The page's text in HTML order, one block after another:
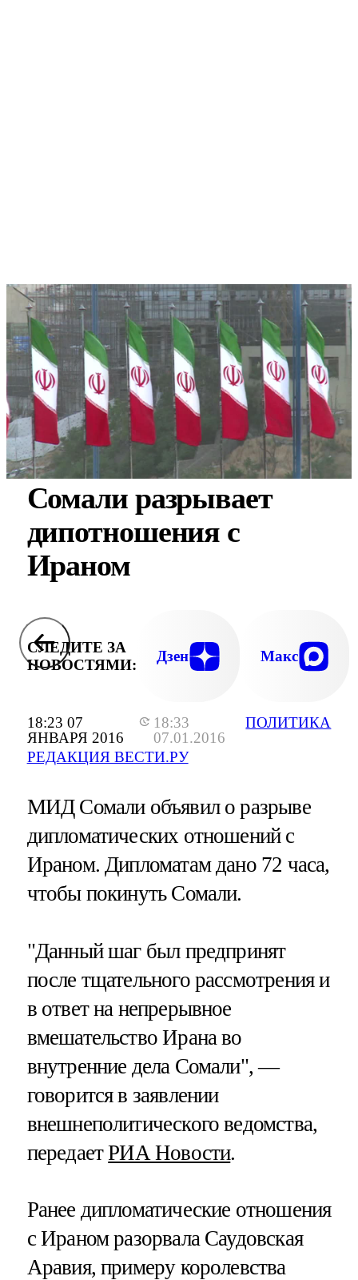
18:23 07
ЯНВАРЯ 2016
18:33
07.01.2016
РЕДАКЦИЯ ВЕСТИ.РУ
ПОЛИТИКА
Сомали разрывает
дипотношения с
Ираном
СЛЕДИТЕ ЗА
НОВОСТЯМИ:
Дзен Макс
МИД Сомали объявил о разрыве
дипломатических отношений с
Ираном. Дипломатам дано 72 часа,
чтобы покинуть Сомали.
"Данный шаг был предпринят
после тщательного рассмотрения и
в ответ на непрерывное
вмешательство Ирана во
внутренние дела Сомали", —
говорится в заявлении
внешнеполитического ведомства,
передаетРИА Новости.
Ранее дипломатические отношения
с Ираном разорвала Саудовская
Аравия, примеру королевства